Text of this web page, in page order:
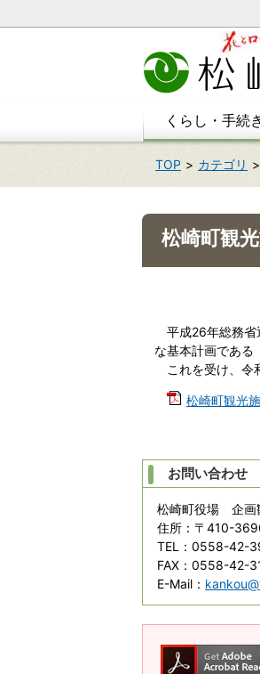
文
移
動
くらし・手続
TOP カテゴリ
松崎町観
平成26年総務省
な基本計画である
これを受け、令
松崎町観光
お問い合わせ
松崎町役場 企画
住所 ：〒410-
TEL
：0558-42-
FAX ：0558-42-
E-Mail ：